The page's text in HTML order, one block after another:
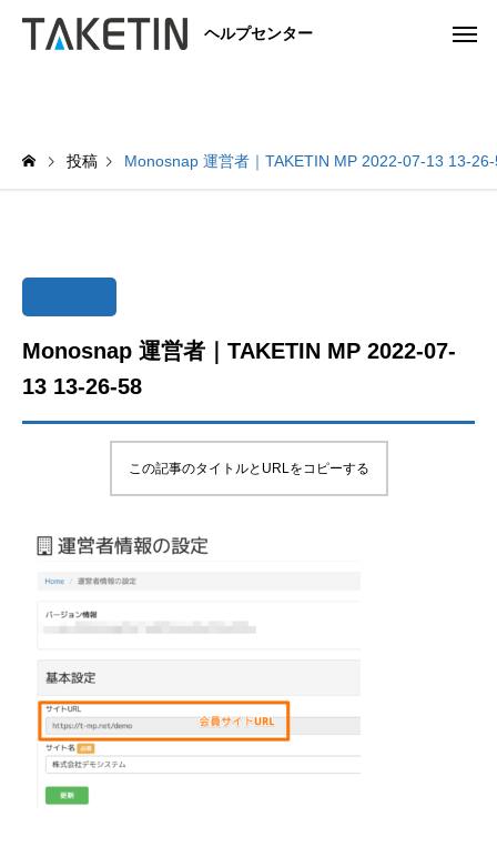
ヘルプセンター
投稿 Monosnap 運営者｜TAKETIN MP 2022-07-13 13-
Monosnap 運営者｜TAKETIN MP 2022-07-
13 13-26-58
この記事のタイトルとURLをコピーする